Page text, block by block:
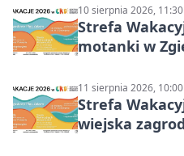
10 sierpnia 2026, 11:30
Strefa
motanki w
11 sierpnia 2026, 10:00
Strefa
wiejska